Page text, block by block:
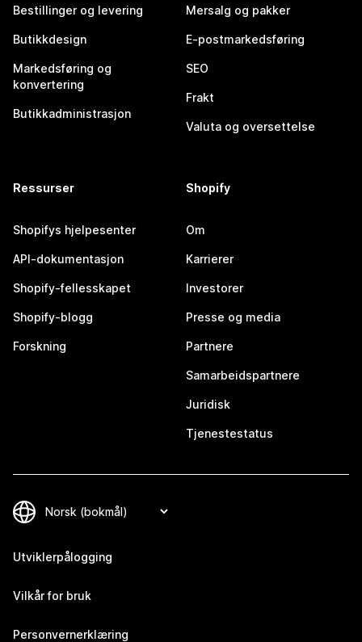
Bestillinger og levering
Butikkdesign
Markedsføring og
konvertering
Butikkadministrasjon
Mersalg og pakker
E-postmarkedsføring
SEO
Frakt
Valuta og oversettelse
Ressurser
Shopifys hjelpesenter
API-dokumentasjon
Shopify-fellesskapet
Shopify-blogg
Forskning
Shopify
Om
Karrierer
Investorer
Presse og media
Partnere
Samarbeidspartnere
Juridisk
Tjenestestatus
Utviklerpålogging
Vilkår for bruk
Personvernerklæring